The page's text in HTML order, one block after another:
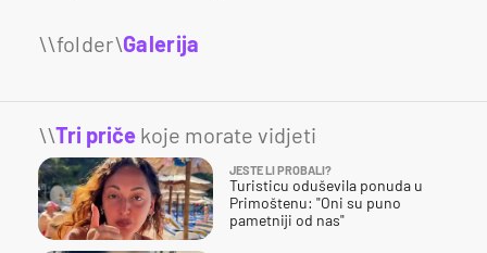
Galerija
\\Tri priče koje morate vidjeti
JESTE LI PROBALI?
Turisticu oduševila ponuda u
Primoštenu: "Oni su puno
pametniji od nas"